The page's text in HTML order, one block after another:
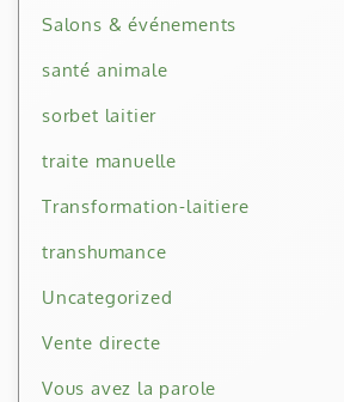
Salons & événements
santé animale
sorbet laitier
traite manuelle
Transformation-laitiere
transhumance
Uncategorized
Vente directe
Vous avez la parole